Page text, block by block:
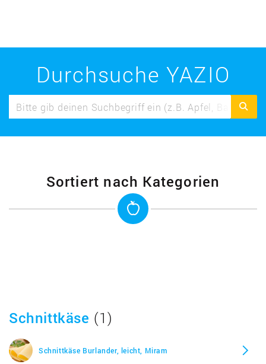
Durchsuche YAZIO
Sortiert nach Kategorien
Schnittkäse (1)
Schnittkäse Burlander, leicht, Miram